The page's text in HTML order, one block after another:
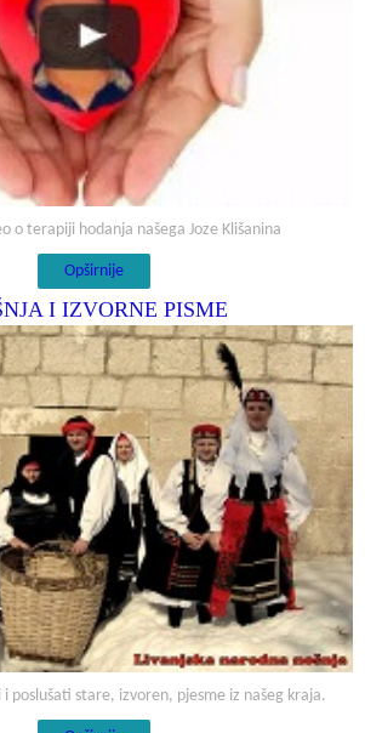
o terapiji hodanja našega Joze Klišanina
Opširnije
I IZVORNE PISME
poslušati stare, izvoren, pjesme iz našeg kraja.